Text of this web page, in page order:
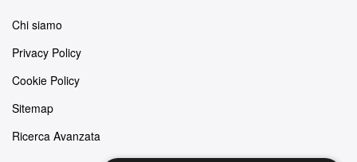
Chi siamo
Privacy Policy
Cookie Policy
Sitemap
Ricerca Avanzata